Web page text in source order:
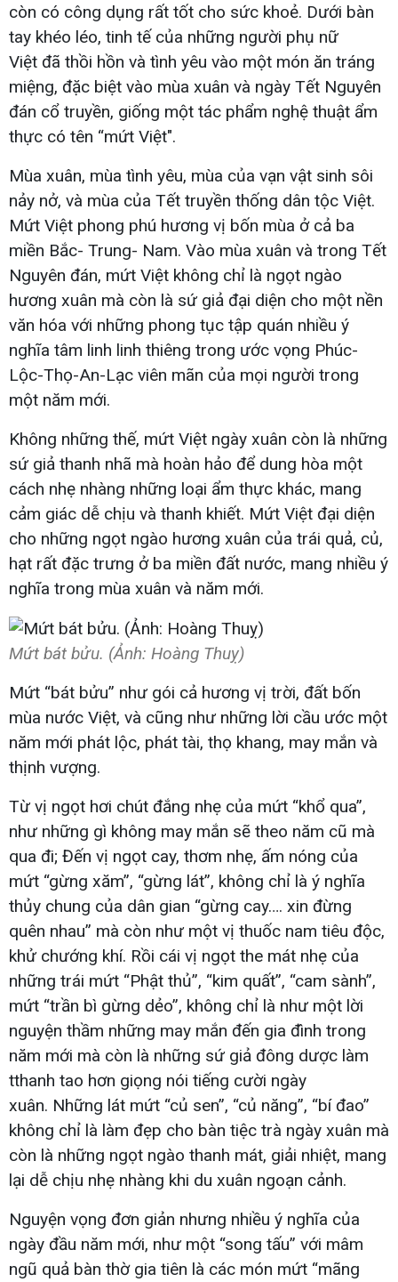
còn có công dụng rất tốt cho sức khoẻ. Dưới bàn
tay khéo léo, tinh tế của những người phụ nữ
Việt đã thồi hồn và tình yêu vào một món ăn tráng
miệng, đặc biệt vào mùa xuân và ngày Tết Nguyên
đán cổ truyền, giống một tác phẩm nghệ thuật ẩm
thực có tên “mứt Việt".
Mùa xuân, mùa tình yêu, mùa của vạn vật sinh sôi
nảy nở, và mùa của Tết truyền thống dân tộc Việt.
Mứt Việt phong phú hương vị bốn mùa ở cả ba
miền Bắc- Trung- Nam. Vào mùa xuân và trong Tết
Nguyên đán, mứt Việt không chỉ là ngọt ngào
hương xuân mà còn là sứ giả đại diện cho một nền
văn hóa với những phong tục tập quán nhiều ý
nghĩa tâm linh linh thiêng trong ước vọng Phúc-
Lộc-Thọ-An-Lạc viên mãn của mọi người trong
một năm mới.
Không những thế, mứt Việt ngày xuân còn là những
sứ giả thanh nhã mà hoàn hảo để dung hòa một
cách nhẹ nhàng những loại ẩm thực khác, mang
cảm giác dễ chịu và thanh khiết. Mứt Việt đại diện
cho những ngọt ngào hương xuân của trái quả, củ,
hạt rất đặc trưng ở ba miền đất nước, mang nhiều ý
nghĩa trong mùa xuân và năm mới.
Mứt bát bửu. (Ảnh: Hoàng Thuỵ)
Mứt “bát bửu” như gói cả hương vị trời, đất bốn
mùa nước Việt, và cũng như những lời cầu ước một
năm mới phát lộc, phát tài, thọ khang, may mắn và
thịnh vượng.
Từ vị ngọt hơi chút đắng nhẹ của mứt “khổ qua”,
như những gì không may mắn sẽ theo năm cũ mà
qua đi; Đến vị ngọt cay, thơm nhẹ, ấm nóng của
mứt “gừng xăm”, “gừng lát”, không chỉ là ý nghĩa
thủy chung của dân gian “gừng cay…. xin đừng
quên nhau” mà còn như một vị thuốc nam tiêu độc,
khử chướng khí. Rồi cái vị ngọt the mát nhẹ của
những trái mứt “Phật thủ”, “kim quất”, “cam sành”,
mứt “trần bì gừng dẻo”, không chỉ là như một lời
nguyện thầm những may mắn đến gia đình trong
năm mới mà còn là những sứ giả đông dược làm
tthanh tao hơn giọng nói tiếng cười ngày
xuân. Những lát mứt “củ sen”, “củ năng”, “bí đao”
không chỉ là làm đẹp cho bàn tiệc trà ngày xuân mà
còn là những ngọt ngào thanh mát, giải nhiệt, mang
lại dễ chịu nhẹ nhàng khi du xuân ngoạn cảnh.
Nguyện vọng đơn giản nhưng nhiều ý nghĩa của
ngày đầu năm mới, như một “song tấu” với mâm
ngũ quả bàn thờ gia tiên là các món mứt “mãng